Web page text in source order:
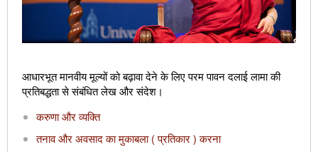
आधारभूत मानवीय मूल्यों को बढ़ावा देने के लिए परम पावन दलाई लामा की
प्रतिबद्धता से संबंधित लेख और संदेश।
करुणा और व्यक्ति
तनाव और अवसाद का मुकाबला ( प्रतिकार ) करना